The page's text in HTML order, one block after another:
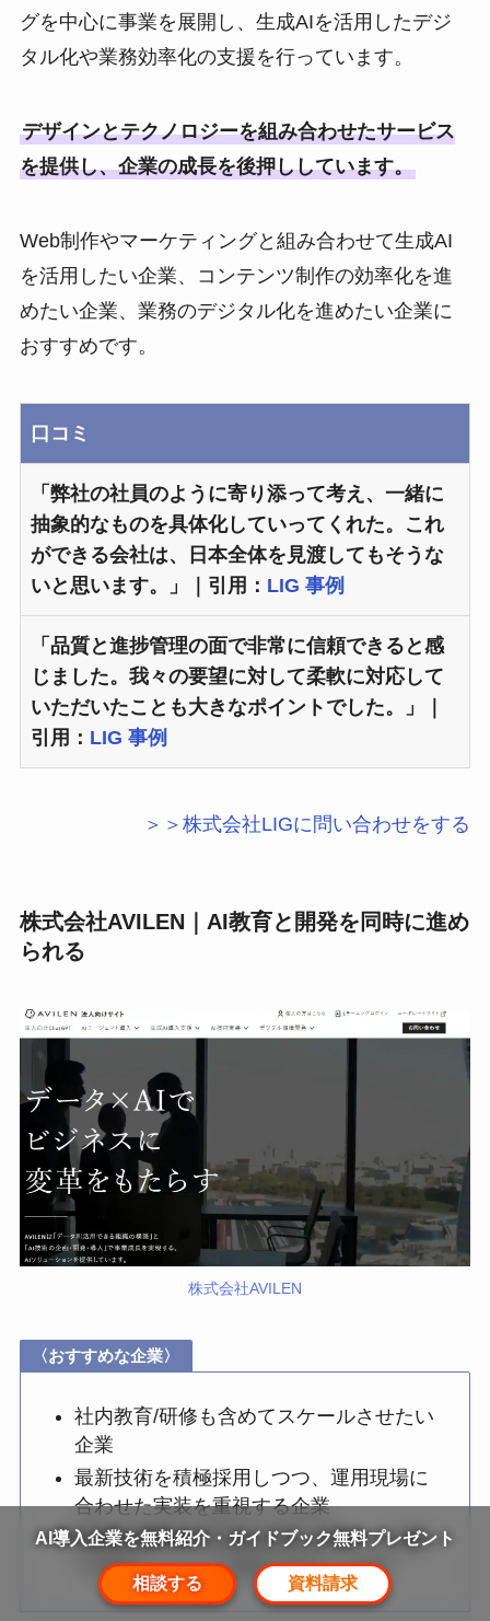
グを中心に事業を展開し、生成AIを活用したデジ
タル化や業務効率化の支援を行っています。
デザインとテクノロジーを組み合わせたサービス
を提供し、企業の成長を後押ししています。
Web制作やマーケティングと組み合わせて生成AI
を活用したい企業、コンテンツ制作の効率化を進
めたい企業、業務のデジタル化を進めたい企業に
おすすめです。
口コミ
「弊社の社員のように寄り添って考え、一緒に
抽象的なものを具体化していってくれた。これ
ができる会社は、日本全体を見渡してもそうな
いと思います。」｜引用： LIG 事例
「品質と進捗管理の面で非常に信頼できると感
じました。我々の要望に対して柔軟に対応して
いただいたことも大きなポイントでした。」｜
引用： LIG 事例
＞＞株式会社LIGに問い合わせをする
株式会社AVILEN｜AI教育と開発を同時に進め
られる
株式会社AVILEN
〈おすすめな企業〉
社内教育/研修も含めてスケールさせたい
企業
最新技術を積極採用しつつ、運用現場に
合わせた実装を重視する企業
迅速な開発と内製化支援を並走し、短期
で成果とノウハウ移転を得たい企業
AI導入企業を無料紹介・ガイドブック無料プレゼント
相談する 資料請求